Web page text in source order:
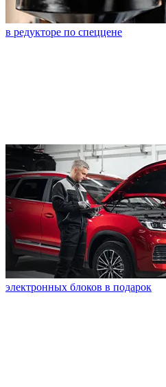
в редукторе по спеццене
электронных блоков в подарок